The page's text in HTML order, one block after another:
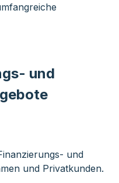
und
und
und Privatkunden.